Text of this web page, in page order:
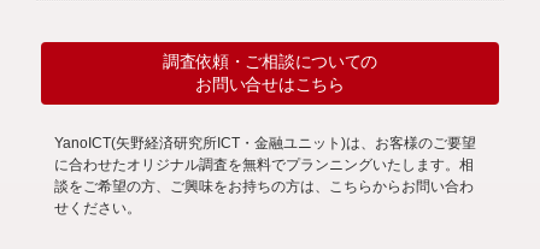
調査依頼・ご相談についての
お問い合せはこちら
YanoICT(矢野経済研究所ICT・金融ユニット)は、お客様のご要望
に合わせたオリジナル調査を無料でプランニングいたします。相
談をご希望の方、ご興味をお持ちの方は、こちらからお問い合わ
せください。